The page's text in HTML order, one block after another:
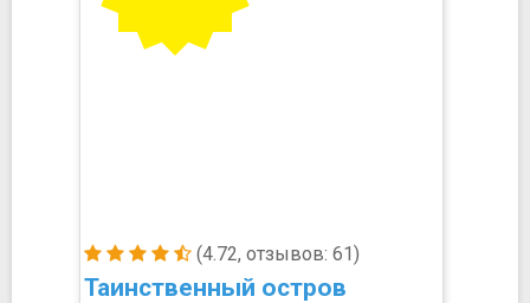
(4.72, отзывов: 61)
Таинственный остров